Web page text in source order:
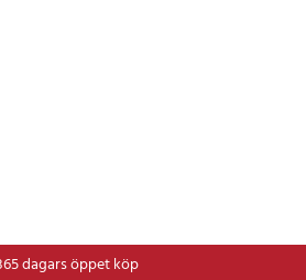
dagars öppet köp
⭐Frakt 49kr *